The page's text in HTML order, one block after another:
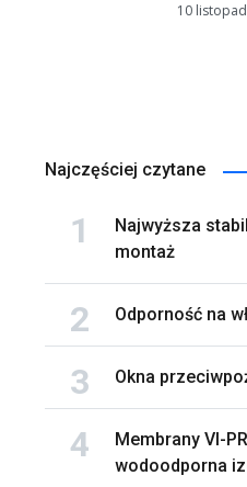
zwrócić uwagę przed
10
Najczęściej czytane
Najwyższa
montaż
Odporność na
Okna
Membrany VI-
wodoodporna